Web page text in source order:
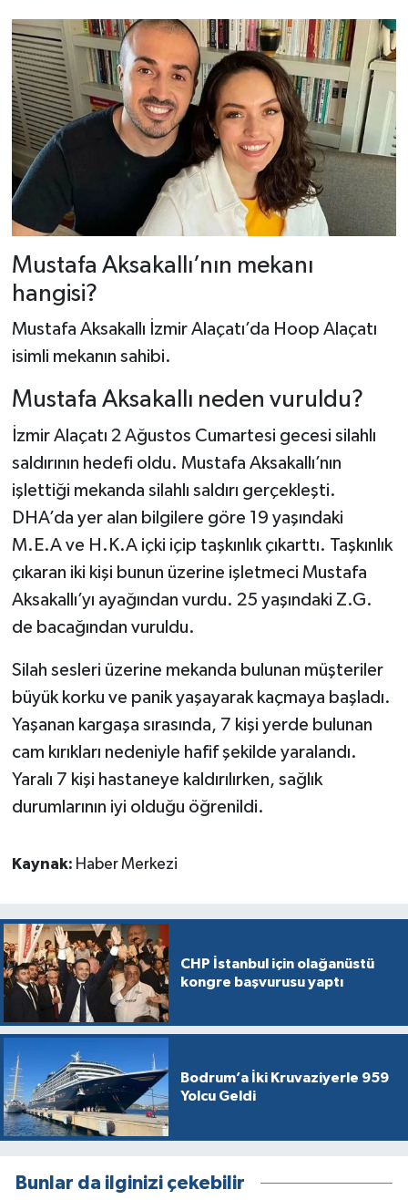
Mustafa Aksakallı’nın mekanı
hangisi?
Mustafa Aksakallı İzmir Alaçatı’da Hoop Alaçatı
isimli mekanın sahibi.
Mustafa Aksakallı neden vuruldu?
İzmir Alaçatı 2 Ağustos Cumartesi gecesi silahlı
saldırının hedefi oldu. Mustafa Aksakallı’nın
işlettiği mekanda silahlı saldırı gerçekleşti.
DHA’da yer alan bilgilere göre 19 yaşındaki
M.E.A ve H.K.A içki içip taşkınlık çıkarttı. Taşkınlık
çıkaran iki kişi bunun üzerine işletmeci Mustafa
Aksakallı’yı ayağından vurdu. 25 yaşındaki Z.G.
de bacağından vuruldu.
Silah sesleri üzerine mekanda bulunan müşteriler
büyük korku ve panik yaşayarak kaçmaya başladı.
Yaşanan kargaşa sırasında, 7 kişi yerde bulunan
cam kırıkları nedeniyle hafif şekilde yaralandı.
Yaralı 7 kişi hastaneye kaldırılırken, sağlık
durumlarının iyi olduğu öğrenildi.
Kaynak: Haber Merkezi
CHP İstanbul için olağanüstü
kongre başvurusu yaptı
Bodrum’a İki Kruvaziyerle 959
Yolcu Geldi
Bunlar da ilginizi çekebilir